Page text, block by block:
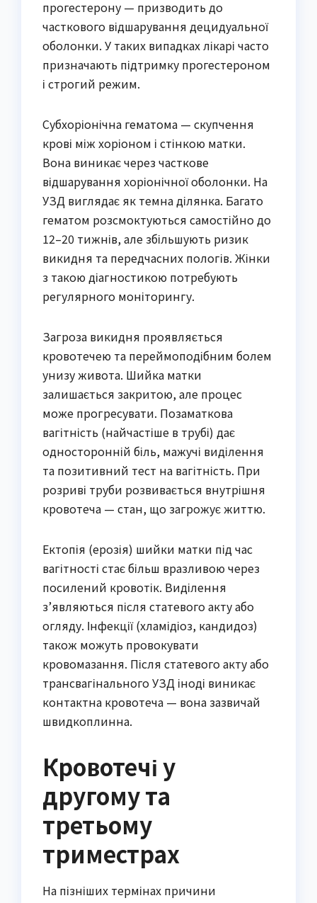
прогестерону — призводить до
часткового відшарування децидуальної
оболонки. У таких випадках лікарі часто
призначають підтримку прогестероном
і строгий режим.
Субхоріонічна гематома — скупчення
крові між хоріоном і стінкою матки.
Вона виникає через часткове
відшарування хоріонічної оболонки. На
УЗД виглядає як темна ділянка. Багато
гематом розсмоктуються самостійно до
12–20 тижнів, але збільшують ризик
викидня та передчасних пологів. Жінки
з такою діагностикою потребують
регулярного моніторингу.
Загроза викидня проявляється
кровотечею та переймоподібним болем
унизу живота. Шийка матки
залишається закритою, але процес
може прогресувати. Позаматкова
вагітність (найчастіше в трубі) дає
односторонній біль, мажучі виділення
та позитивний тест на вагітність. При
розриві труби розвивається внутрішня
кровотеча — стан, що загрожує життю.
Ектопія (ерозія) шийки матки під час
вагітності стає більш вразливою через
посилений кровотік. Виділення
з’являються після статевого акту або
огляду. Інфекції (хламідіоз, кандидоз)
також можуть провокувати
кровомазання. Після статевого акту або
трансвагінального УЗД іноді виникає
контактна кровотеча — вона зазвичай
швидкоплинна.
Кровотечі у
другому та
третьому
триместрах
На пізніших термінах причини